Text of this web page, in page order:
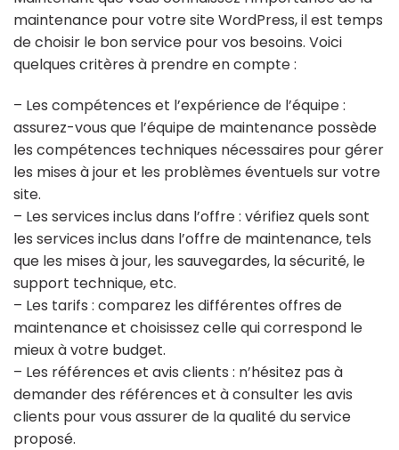
maintenance pour votre site WordPress, il est temps
de choisir le bon service pour vos besoins. Voici
quelques critères à prendre en compte :
– Les compétences et l’expérience de l’équipe :
assurez-vous que l’équipe de maintenance possède
les compétences techniques nécessaires pour gérer
les mises à jour et les problèmes éventuels sur votre
site.
– Les services inclus dans l’offre : vérifiez quels sont
les services inclus dans l’offre de maintenance, tels
que les mises à jour, les sauvegardes, la sécurité, le
support technique, etc.
– Les tarifs : comparez les différentes offres de
maintenance et choisissez celle qui correspond le
mieux à votre budget.
– Les références et avis clients : n’hésitez pas à
demander des références et à consulter les avis
clients pour vous assurer de la qualité du service
proposé.